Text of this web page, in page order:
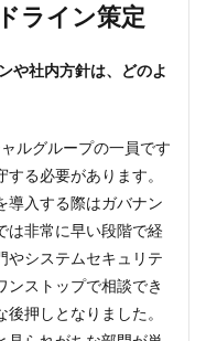
ライン策定
や社内方針は、どのよ
ルグループの一員です
る必要があります。
導入する際はガバナン
は非常に早い段階で経
やシステムセキュリテ
ンストップで相談でき
押しとなりました。